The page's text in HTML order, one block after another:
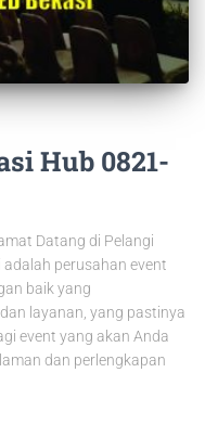
Hub 0821-
Datang di Pelangi
adalah perusahan event
baik yang
layanan, yang pastinya
event yang akan Anda
dan perlengkapan